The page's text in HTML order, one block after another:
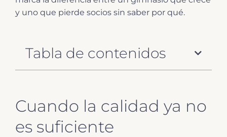
y uno que pierde socios sin saber por qué.
Tabla de contenidos
Cuando la calidad ya no
es suficiente